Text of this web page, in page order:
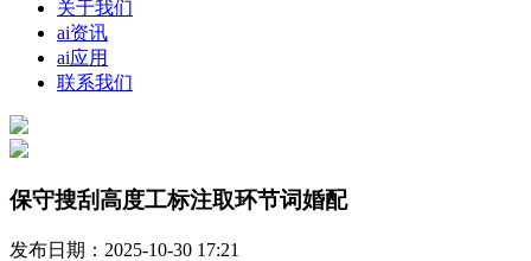
关于我们
ai资讯
ai应用
联系我们
保守搜刮高度工标注取环节词婚配
发布日期：2025-10-30 17:21